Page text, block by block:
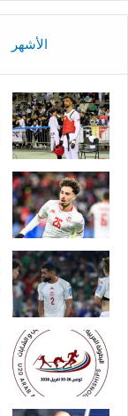
الأشهر